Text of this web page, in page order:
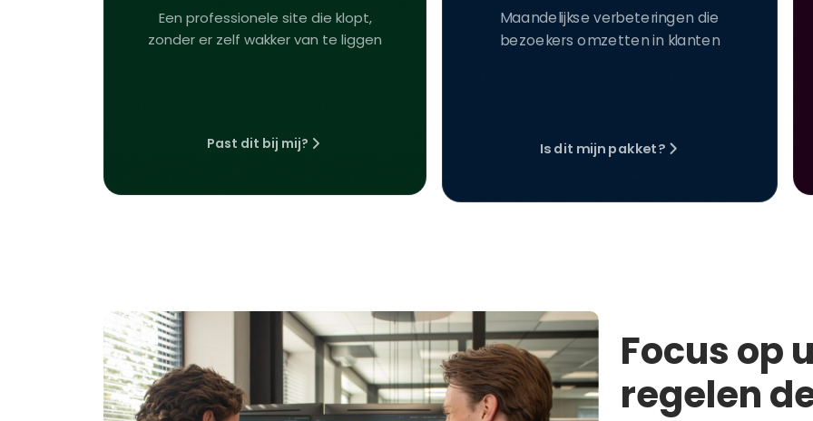
Een professionele site die klopt,
zonder er zelf wakker van te liggen
Past dit bij mij?
Maandelijkse verbeteringen die
bezoekers omzetten in klanten
Is dit mijn pakket?
Focus op
regelen